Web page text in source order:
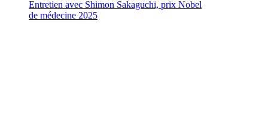
Entretien avec Shimon Sakaguchi, prix Nobel
de médecine 2025